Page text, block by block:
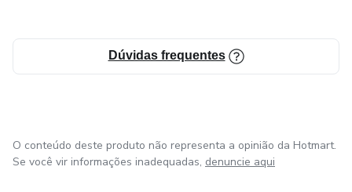
Dúvidas frequentes
O conteúdo deste produto não representa a opinião da Hotmart.
Se você vir informações inadequadas, denuncie aqui